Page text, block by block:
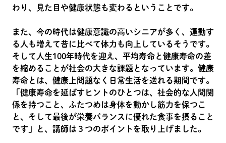
わり、見た目や健康状態も変わるということです。
また、今の時代は健康意識の高いシニアが多く、運動す
る人も増えて昔に比べて体力も向上しているそうです。
そして人生100年時代を迎え、平均寿命と健康寿命の差
を縮めることが社会の大きな課題となっています。健康
寿命とは、健康上問題なく日常生活を送れる期間です。
「健康寿命を延ばすヒントのひとつは、社会的な人間関
係を持つこと、ふたつめは身体を動かし筋力を保つこ
と、そして最後が栄養バランスに優れた食事を摂ること
です」と、講師は３つのポイントを取り上げました。